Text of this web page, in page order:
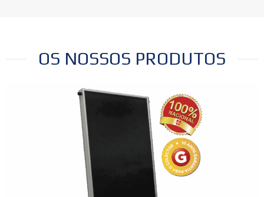
OS NOSSOS PRODUTOS